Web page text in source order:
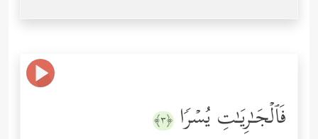
فَٱلۡجَـٰرِیَـٰتِ یُسۡرࣰا ﴿٣﴾